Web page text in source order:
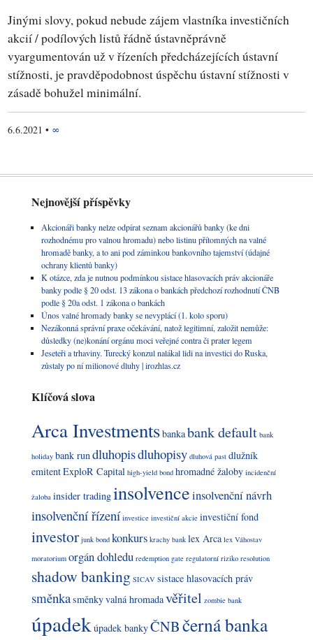
Jinými slovy, pokud nebude zájem vlastníka investičních
akcií / podílových listů řádně ústavněprávně
vyargumentován už v řízeních předcházejících ústavní
stížnosti, je pravděpodobnost úspěchu ústavní stížnosti v
zásadě bohužel minimální.
6.6.2021 • ∞
Nejnovější příspěvky
Akcionáři banky nelze odpírat seznam akcionářů banky (ke dni
rozhodnému pro valnou hromadu) nebo listinu přítomných na valné
hromadě banky, a to ani pod záminkou bankovního tajemství (údajné
ochrany klientů banky)
K otázce, zda je nutnou podmínkou sistace hlasovacích práv akcionáře
banky podle § 20 odst. 13 zákona o bankách předchozí rozhodnutí ČNB
podle § 20a odst. 1 zákona o bankách
Únos valné hromady banky se nevyplácí (1. kolo sporu)
Nezákonná správní praxe očekávání, natož legitimní, založit nemůže:
důsledky (ne)konání orgánu moci veřejné contra či prater legem
Jeseteři a trhaviny. Turecký konzul nalákal lidi na investici do Ruska,
zůstaly po ní milionové dluhy | irozhlas.cz
Klíčová slova
Arca Investmentsbankabank default bank
holiday bank run dluhopisdluhopisy dluhová past dlužník
emitentExploR Capital high-yield bond hromadné žaloby incidenční
žaloba insider tradinginsolvenceinsolvenční návrh
insolvenční řízení investice investiční akcie investiční fond
investor junk bond konkurs krachy bank lex Arca lex Váhostav
moratorium orgán dohledu redemption gate regulatorní riziko resolution
shadow banking SICAV sistace hlasovacích práv
směnkasměnkyvalná hromadavěřitel zombie bank
úpadek úpadek bankyČNBčerná banka